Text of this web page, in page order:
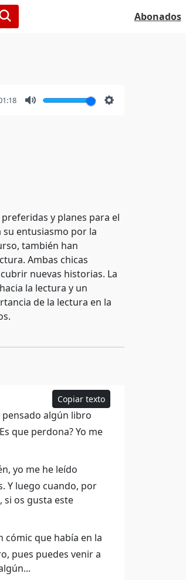
Abonados
y planes para el
su entusiasmo por la
también han
Ambas chicas
nuevas historias. La
la lectura y un
de la lectura en la
Copiar texto
pensado algún libro
que perdona? Yo me
yo me he leído
Y luego cuando, por
si os gusta este
cómic que había en la
pues puedes venir a